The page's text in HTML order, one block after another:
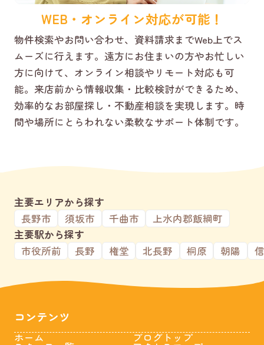
WEB・オンライン対応が可能！
物件検索やお問い合わせ、資料請求までWeb上でス
ムーズに行えます。遠方にお住まいの方やお忙しい
方に向けて、オンライン相談やリモート対応も可
能。来店前から情報収集・比較検討ができるため、
効率的なお部屋探し・不動産相談を実現します。時
間や場所にとらわれない柔軟なサポート体制です。
主要エリアから探す
長野市
須坂市 千曲市
上水内郡飯綱町
主要駅から探す
市役所前
長野 権堂 北長野 桐原 朝陽
コンテンツ
ホーム ブログトップ